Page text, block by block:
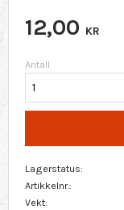
12,00 KR
Antall
Lagerstatus
Artikkelnr.
Vekt